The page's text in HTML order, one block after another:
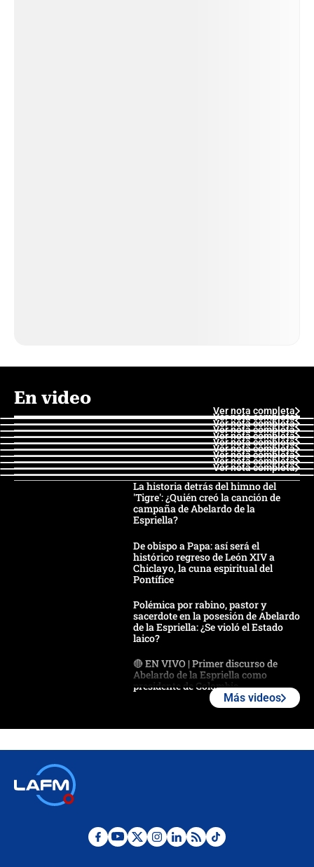
En video
Ver nota completa
Ver nota completa
Ver nota completa
Ver nota completa
Ver nota completa
Ver nota completa
Ver nota completa
Ver nota completa
Ver nota completa
Ver nota completa
La historia detrás del himno del
'Tigre': ¿Quién creó la canción de
campaña de Abelardo de la
Espriella?
De obispo a Papa: así será el
histórico regreso de León XIV a
Chiclayo, la cuna espiritual del
Pontífice
Polémica por rabino, pastor y
sacerdote en la posesión de Abelardo
de la Espriella: ¿Se violó el Estado
laico?
🔴 EN VIVO | Primer discurso de
Abelardo de la Espriella como
presidente de Colombia
Desde dermatitis hasta infecciones:
Más videos